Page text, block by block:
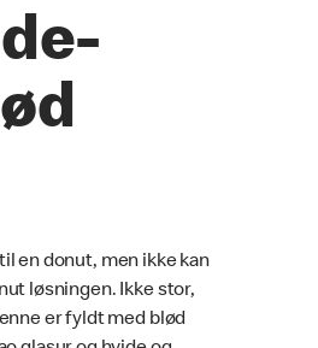
en donut, men ikke kan
løsningen. Ikke stor,
er fyldt med blød